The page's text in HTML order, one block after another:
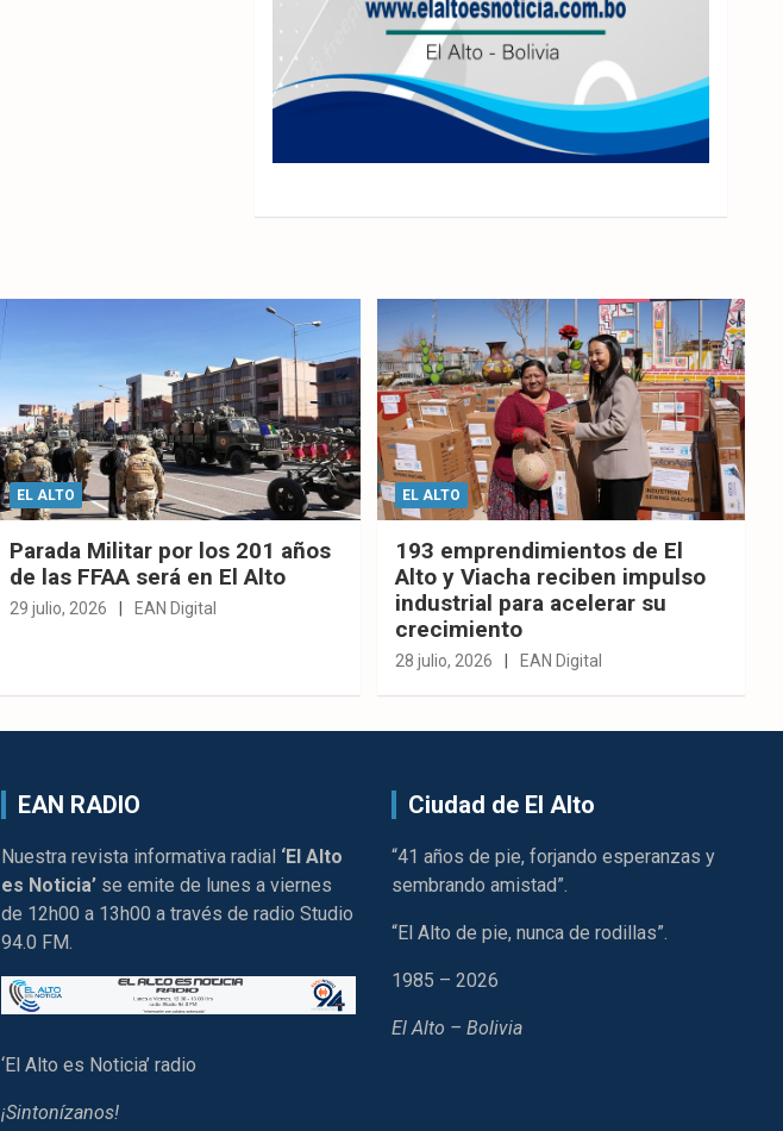
EL ALTO
Parada Militar por los 201 años
de las FFAA será en El Alto
29 julio, 2026 EAN Digital
EL ALTO
193 emprendimientos de El
Alto y Viacha reciben impulso
industrial para acelerar su
crecimiento
28 julio, 2026 EAN Digital
EAN RADIO
Nuestra revista informativa radial ‘El Alto
es Noticia’ se emite de lunes a viernes
de 12h00 a 13h00 a través de radio Studio
94.0 FM.
‘El Alto es Noticia’ radio
¡Sintonízanos!
Ciudad de El Alto
“41 años de pie, forjando esperanzas y
sembrando amistad”.
“El Alto de pie, nunca de rodillas”.
1985 – 2026
El Alto – Bolivia